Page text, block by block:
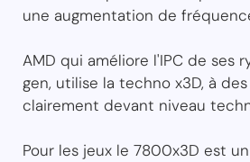
une augmentation de
AMD qui améliore l'IPC de ses
gen, utilise la techno x3D, à
clairement devant niveau
Pour les jeux le 7800x3D est